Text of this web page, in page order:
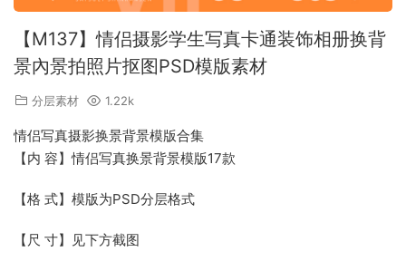
【M137】情侣摄影学生写真卡通装饰相册换背
景內景拍照片抠图PSD模版素材
分层素材 1.22k
情侣写真摄影换景背景模版合集
【内 容】情侣写真换景背景模版17款
【格 式】模版为PSD分层格式
【尺 寸】见下方截图